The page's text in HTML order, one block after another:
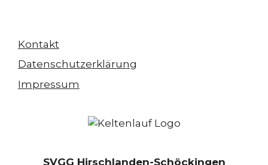
Kontakt
Datenschutzerklärung
Impressum
SVGG Hirschlanden-Schöckingen